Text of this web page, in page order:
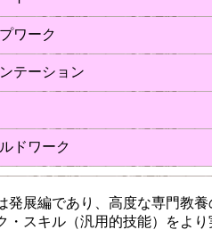
ワーク
テーション
ドワーク
発展編であり、高度な専門教
・スキル（汎用的技能）をよ